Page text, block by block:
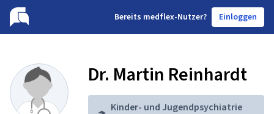
Bereits medflex-Nutzer? Einloggen
Dr. Martin Reinhardt
Kinder- und Jugendpsychiatrie